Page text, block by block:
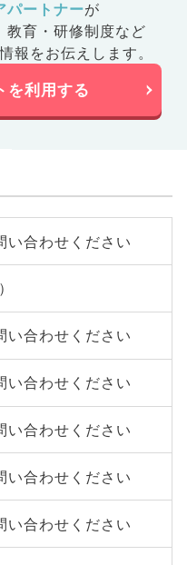
パートナーが
教育・研修制度など
報をお伝えします。
を利用する
い合わせください
い合わせください
い合わせください
い合わせください
い合わせください
い合わせください